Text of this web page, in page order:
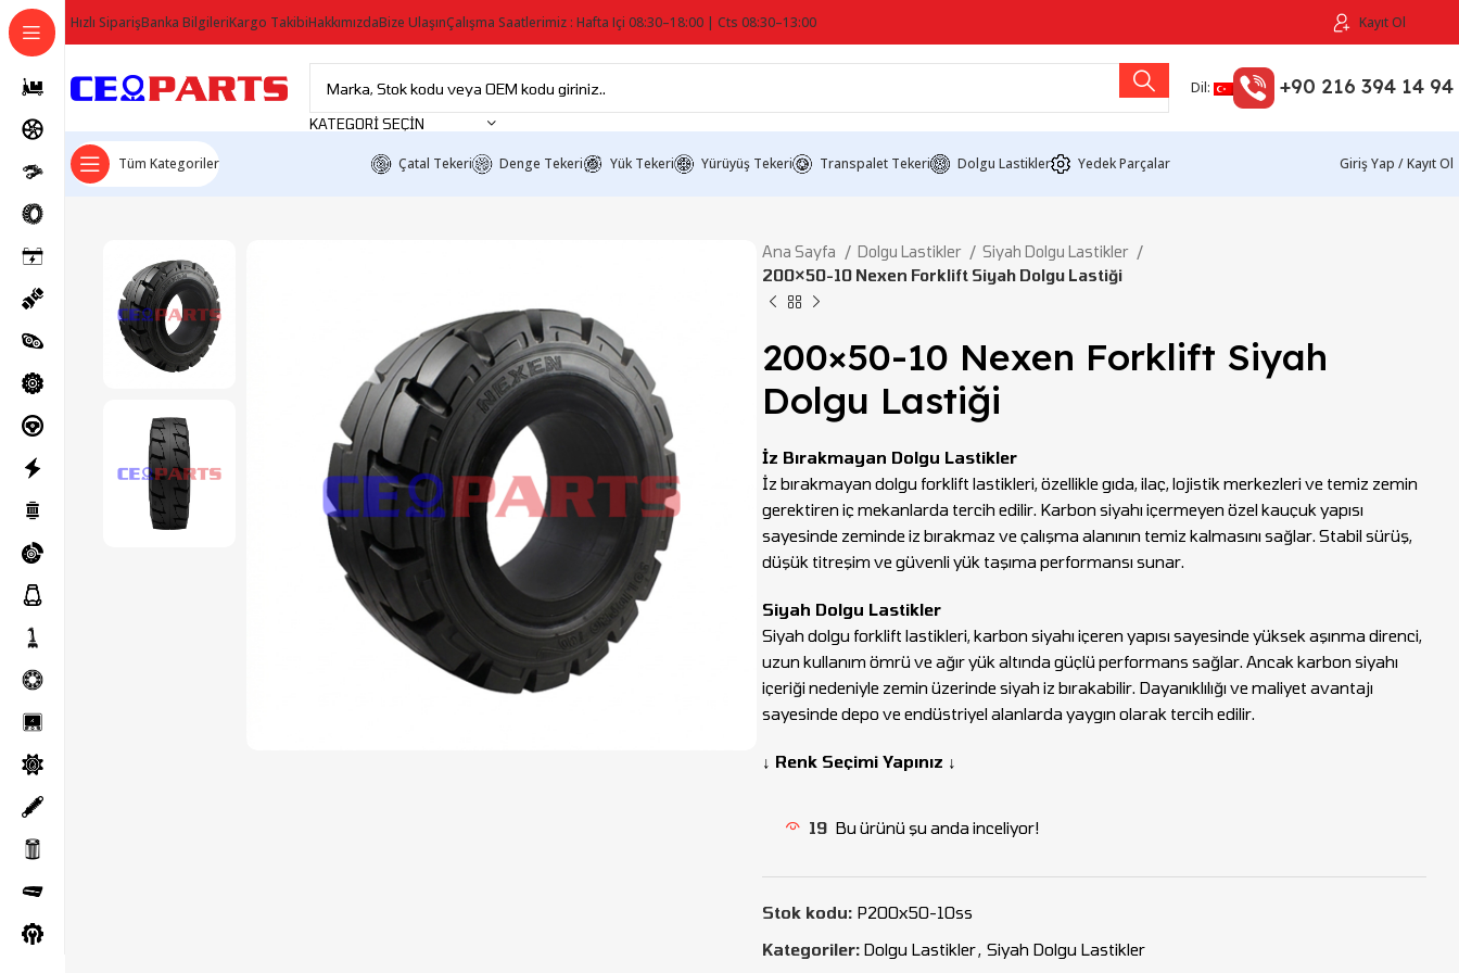
Hızlı SiparişBanka BilgileriKargo TakibiHakkımızdaBize UlaşınÇalışma Saatlerimiz : Hafta Içi 08:30–18:00 | Cts 08:30–13:00 Kayıt Ol
KATEGORI SEÇIN
Dil: +90 216 394 14 94
Tüm Kategoriler Çatal Tekeri Denge Tekeri Yük Tekeri Yürüyüş Tekeri Transpalet Tekeri Dolgu Lastikler Yedek Parçalar Giriş Yap / Kayıt Ol
Ana Sayfa Dolgu Lastikler
Siyah Dolgu Lastikler
200×50-10 Nexen Forklift Siyah Dolgu Lastiği
200×50-10 Nexen Forklift Siyah
Dolgu Lastiği
İz Bırakmayan Dolgu Lastikler
İz bırakmayan dolgu forklift lastikleri, özellikle gıda, ilaç, lojistik merkezleri ve temiz zemin
gerektiren iç mekanlarda tercih edilir. Karbon siyahı içermeyen özel kauçuk yapısı
sayesinde zeminde iz bırakmaz ve çalışma alanının temiz kalmasını sağlar. Stabil sürüş,
düşük titreşim ve güvenli yük taşıma performansı sunar.
Siyah Dolgu Lastikler
Siyah dolgu forklift lastikleri, karbon siyahı içeren yapısı sayesinde yüksek aşınma direnci,
uzun kullanım ömrü ve ağır yük altında güçlü performans sağlar. Ancak karbon siyahı
içeriği nedeniyle zemin üzerinde siyah iz bırakabilir. Dayanıklılığı ve maliyet avantajı
sayesinde depo ve endüstriyel alanlarda yaygın olarak tercih edilir.
↓ Renk Seçimi Yapınız ↓
19 Bu ürünü şu anda inceliyor!
Stok kodu: P200x50-10ss
Kategoriler: Dolgu Lastikler, Siyah Dolgu Lastikler